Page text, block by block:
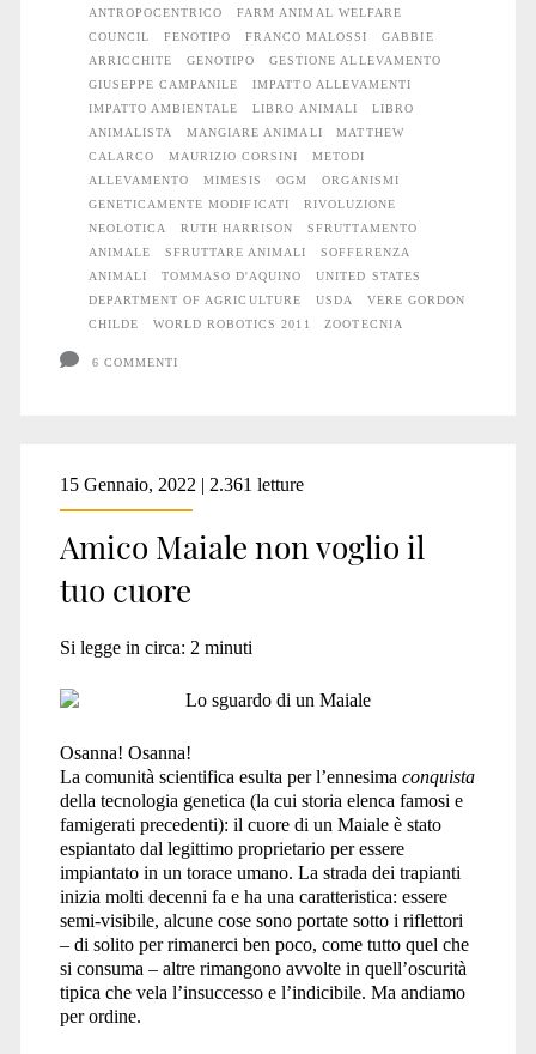
ANTROPOCENTRICO
FARM ANIMAL WELFARE
COUNCIL
FENOTIPO FRANCO MALOSSI
GABBIE
ARRICCHITE
GENOTIPO
GESTIONE ALLEVAMENTO
GIUSEPPE CAMPANILE
IMPATTO ALLEVAMENTI
IMPATTO AMBIENTALE
LIBRO ANIMALI
LIBRO
ANIMALISTA
MANGIARE ANIMALI
MATTHEW
CALARCO
MAURIZIO CORSINI
METODI
ALLEVAMENTO
MIMESIS OGM
ORGANISMI
GENETICAMENTE MODIFICATI
RIVOLUZIONE
NEOLOTICA
RUTH HARRISON
SFRUTTAMENTO
ANIMALE
SFRUTTARE ANIMALI
SOFFERENZA
ANIMALI
TOMMASO D'AQUINO
UNITED STATES
DEPARTMENT OF AGRICULTURE
USDA
VERE GORDON
CHILDE
WORLD ROBOTICS 2011 ZOOTECNIA
6 COMMENTI
15 Gennaio, 2022 | 2.361 letture
Amico Maiale non voglio il
tuo cuore
Si legge in circa: 2 minuti
Osanna! Osanna!
La comunità scientifica esulta per l’ennesima conquista
della tecnologia genetica (la cui storia elenca famosi e
famigerati precedenti): il cuore di un Maiale è stato
espiantato dal legittimo proprietario per essere
impiantato in un torace umano. La strada dei trapianti
inizia molti decenni fa e ha una caratteristica: essere
semi-visibile, alcune cose sono portate sotto i riflettori
– di solito per rimanerci ben poco, come tutto quel che
si consuma – altre rimangono avvolte in quell’oscurità
tipica che vela l’insuccesso e l’indicibile. Ma andiamo
per ordine.